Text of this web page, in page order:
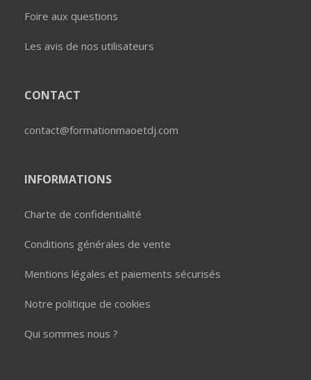
Foire aux questions
Les avis de nos utilisateurs
CONTACT
contact@formationmaoetdj.com
INFORMATIONS
Charte de confidentialité
Conditions générales de vente
Mentions légales et paiements sécurisés
Notre politique de cookies
Qui sommes nous ?